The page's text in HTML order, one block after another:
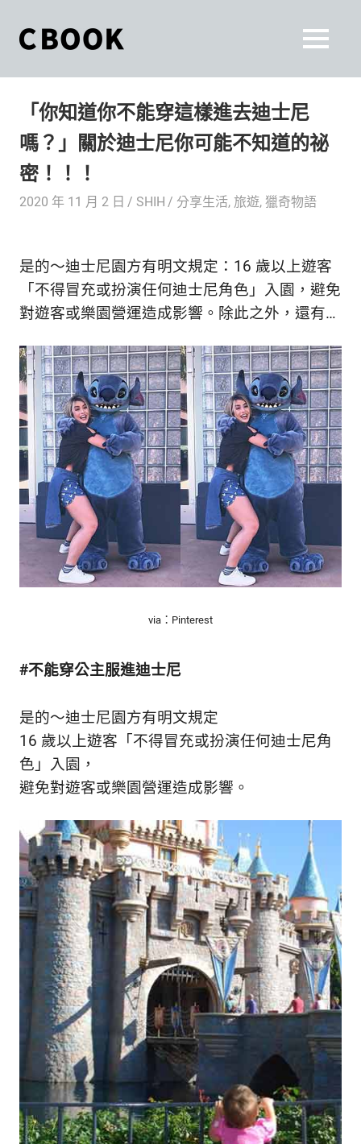
content
和
你
一
起
出
自
的
生
活
態
度
World.」
是
一
本
最
妳
生
活
的
誌。
最
精
采
豐
富
時
尚
流、
旅
座、
奇
鮮
內
容，
一
無
二
的
你
和
CBOOK
活
態
度。
MENU
「你知道你不能穿這樣進去迪士尼
嗎？」關於迪士尼你可能不知道的祕
密！！！
2020 年 11 月 2 日 SHIH 分享生活, 旅遊,獵奇物語
是的～迪士尼園方有明文規定：16 歲以上遊客
「不得冒充或扮演任何迪士尼角色」入園，避免
對遊客或樂園營運造成影響。除此之外，還有…
via：Pinterest
#不能穿公主服進迪士尼
是的～迪士尼園方有明文規定
16 歲以上遊客「不得冒充或扮演任何迪士尼角
色」入園，
避免對遊客或樂園營運造成影響。